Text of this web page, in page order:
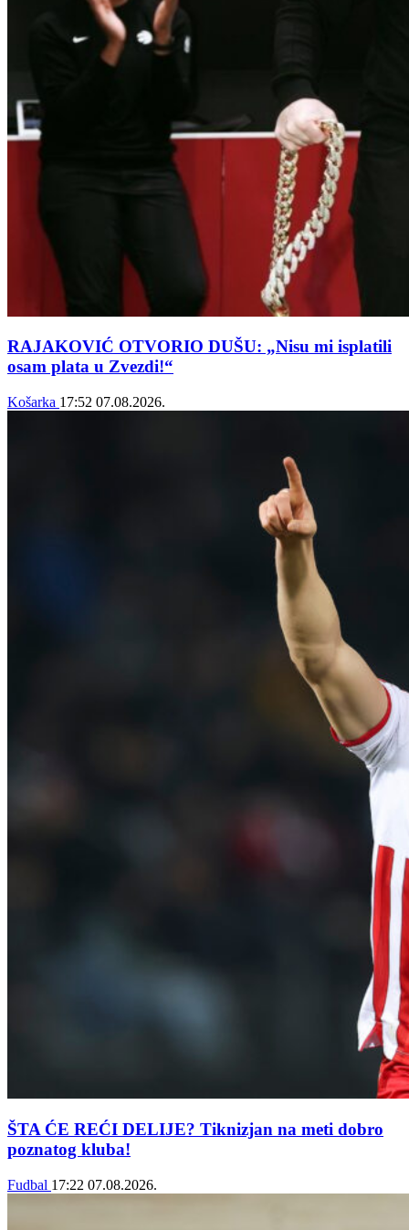
RAJAKOVIĆ OTVORIO DUŠU: „Nisu mi isplatili
osam plata u Zvezdi!“
Košarka 17:52 07.08.2026.
ŠTA ĆE REĆI DELIJE? Tiknizjan na meti dobro
poznatog kluba!
Fudbal 17:22 07.08.2026.